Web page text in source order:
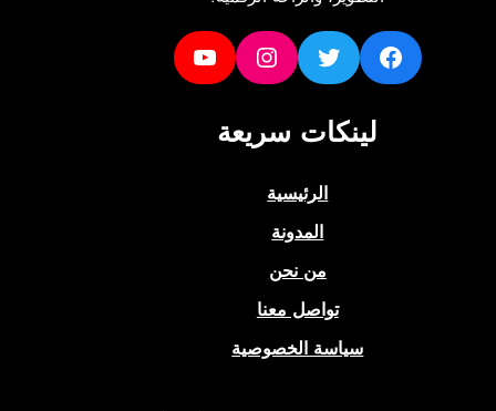
Instagram
YouTube
لينكات سريعة
الرئيسية
المدونة
من نحن
تواصل معنا
سياسة الخصوصية